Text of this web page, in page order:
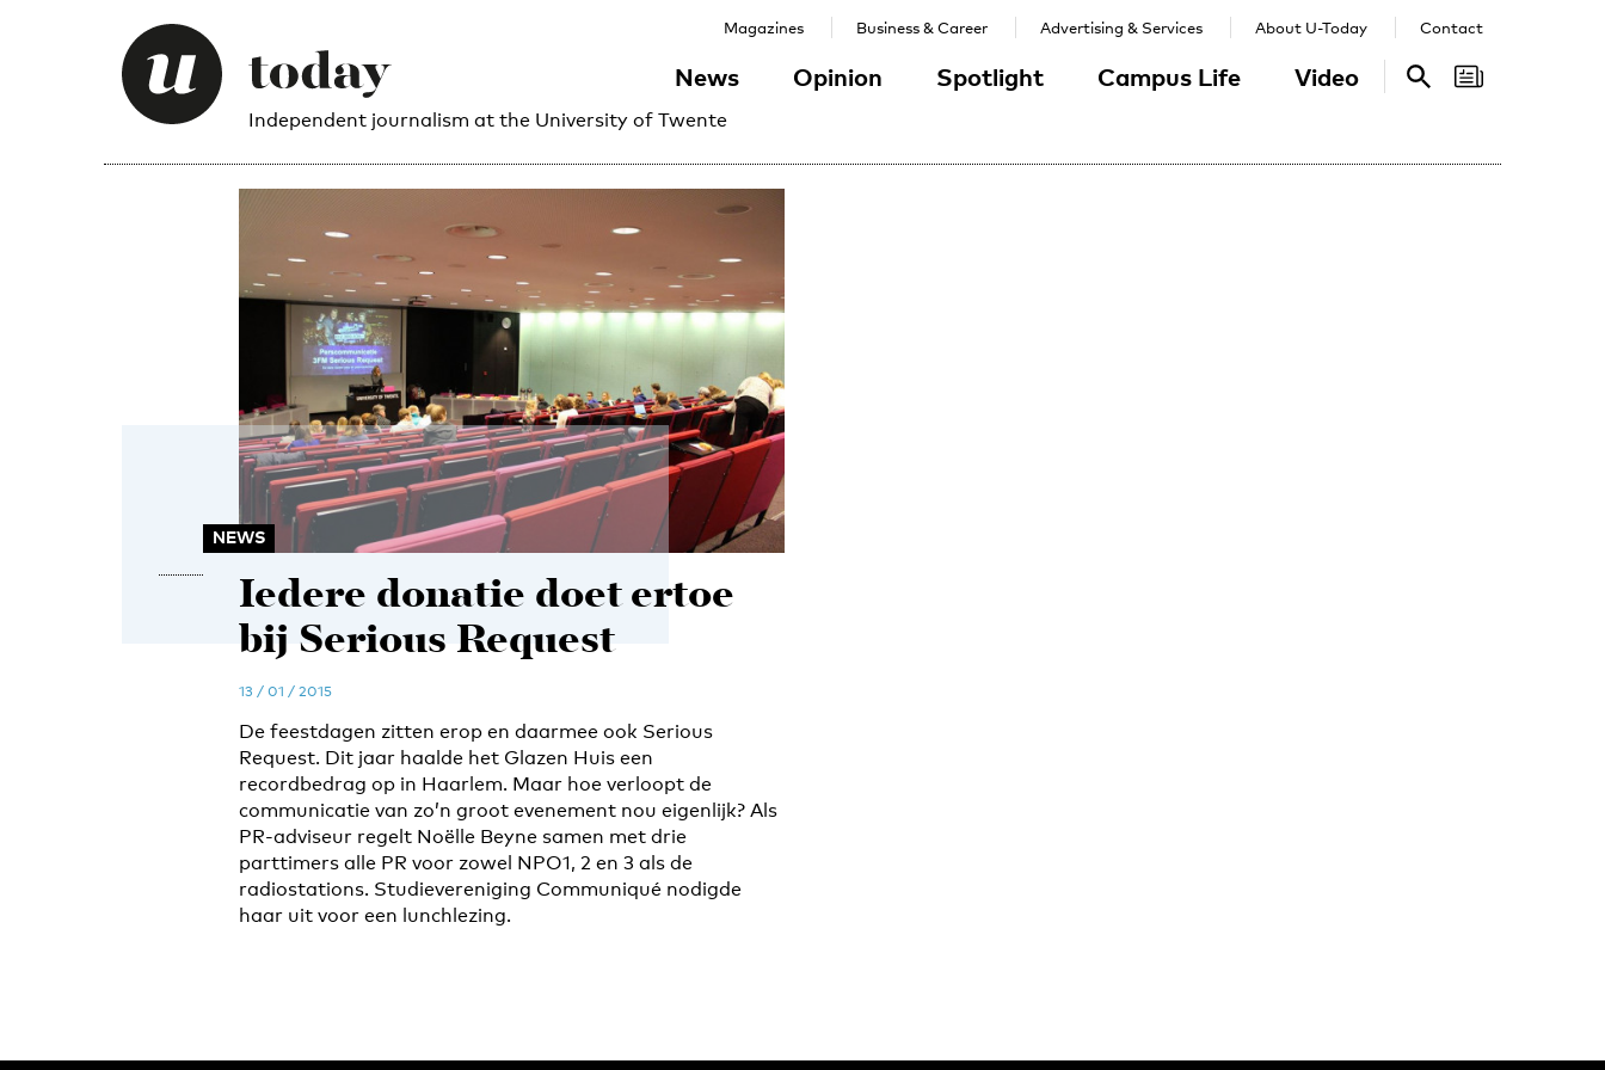
Independent journalism at the University of Twente
News Opinion Spotlight Campus Life Video
Magazines Business & Career Advertising & Services About U-Today Contact
Search
NEWS
Iedere donatie doet ertoe
bij Serious Request
13 / 01 / 2015
De feestdagen zitten erop en daarmee ook Serious
Request. Dit jaar haalde het Glazen Huis een
recordbedrag op in Haarlem. Maar hoe verloopt de
communicatie van zo’n groot evenement nou eigenlijk? Als
PR-adviseur regelt Noëlle Beyne samen met drie
parttimers alle PR voor zowel NPO1, 2 en 3 als de
radiostations. Studievereniging Communiqué nodigde
haar uit voor een lunchlezing.